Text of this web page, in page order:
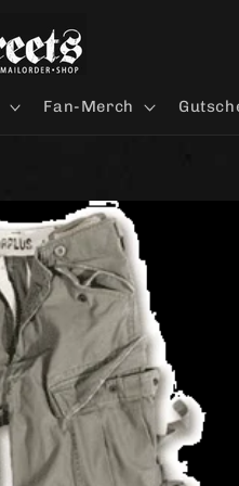
Fan-Merch